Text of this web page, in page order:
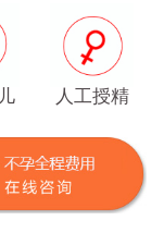
人工授精